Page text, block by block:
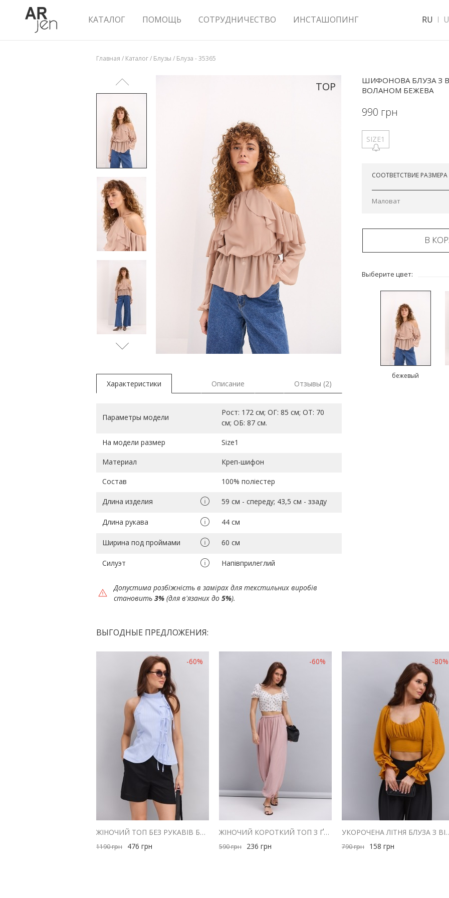
КАТАЛОГ ПОМОЩЬ СОТРУДНИЧЕСТВО ИНСТАШОПИНГ RU
Главная / Каталог/ Блузы / Блуза - 35365
ШИФОНОВА БЛУЗА З
ВОЛАНОМ БЕЖЕВА
990 грн
SIZE1
СООТВЕТСТВИЕ РАЗМЕРА
Маловат
В
Выберите цвет:
бежевый
TOP
Характеристики Описание Отзывы (2)
Параметры модели
Рост: 172 см; ОГ: 85 см; ОТ: 70
см; ОБ: 87 см.
На модели размер Size1
Материал Креп-шифон
Состав 100% поліестер
Длина изделия 59 см - спереду; 43,5 см - ззаду
Длина рукава 44 см
Ширина под проймами 60 см
Силуэт Напівприлеглий
Допустима розбіжність в замірах для текстильних виробів
становить 3% (для в'язаних до 5%).
ВЫГОДНЫЕ ПРЕДЛОЖЕНИЯ:
-60%
ЖІНОЧИЙ ТОП БЕЗ РУКАВІВ БЛАКИТНИЙ В ТОНКУ СМУЖКУ ІЗ ЗАВ'ЯЗКАМИ СПЕРЕДУ
1190грн 476 грн
-60%
ЖІНОЧИЙ КОРОТКИЙ ТОП З ҐУДЗИКАМИ МОЛОЧНИЙ З ЧЕРВОНИМ КВІТКОВИМ ВІЗЕРУНКОМ
590грн 236 грн
-80%
УКОРОЧЕНА ЛІТНЯ
790грн 158 грн